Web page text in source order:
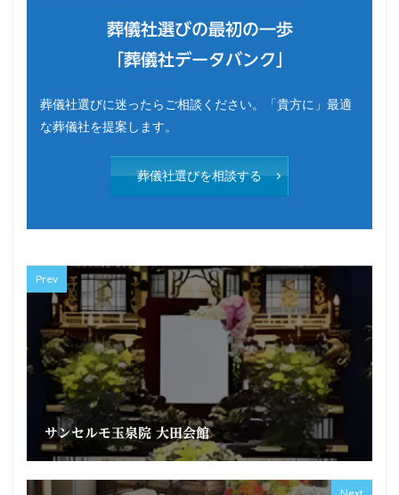
葬儀社選びの最初の一歩
「葬儀社データバンク」
葬儀社選びに迷ったらご相談ください。「貴方に」最適
な葬儀社を提案します。
葬儀社選びを相談する
Prev
サンセルモ玉泉院 大田会館